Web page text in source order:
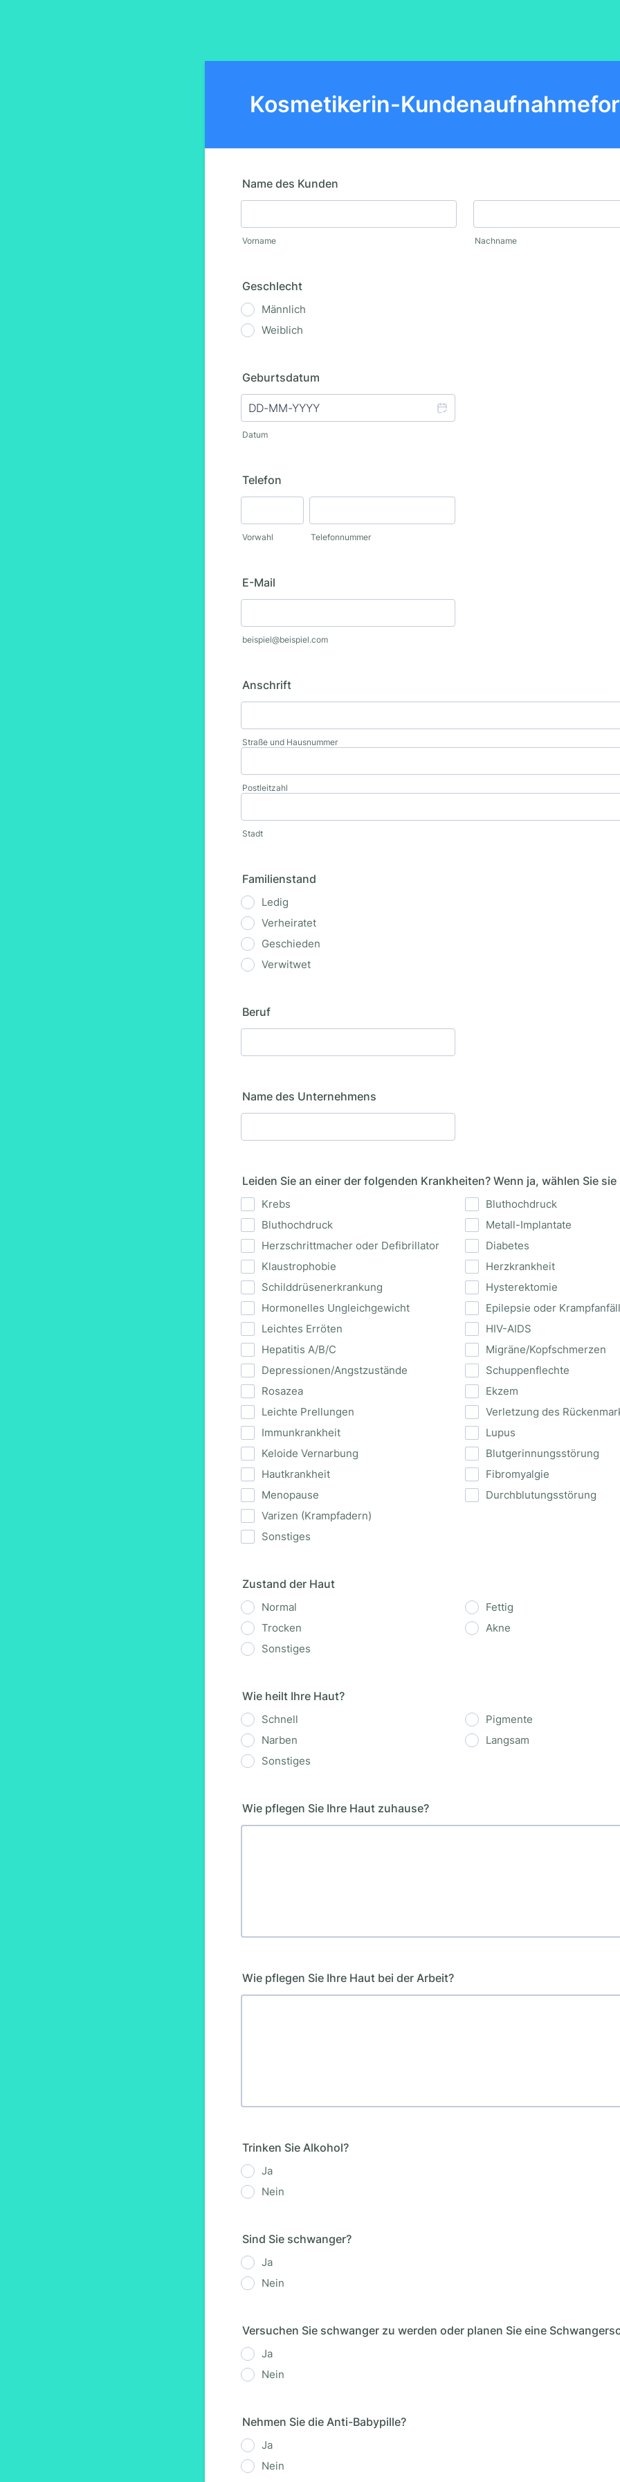
Kosmetikerin-
Name des Kunden
Vorname Nachname
Geschlecht
Männlich
Weiblich
Geburtsdatum
Datum
Telefon
Vorwahl Telefonnummer
E-Mail
beispiel@beispiel.com
Anschrift
Straße und Hausnummer
Postleitzahl
Stadt
Familienstand
Ledig
Verheiratet
Geschieden
Verwitwet
Beruf
Name des Unternehmens
Leiden Sie an einer der folgenden Krankheiten? Wenn ja, wählen Sie
Krebs
Bluthochdruck
Bluthochdruck
Metall-Implantate
Herzschrittmacher oder Defibrillator
Diabetes
Klaustrophobie
Herzkrankheit
Schilddrüsenerkrankung
Hysterektomie
Hormonelles Ungleichgewicht
Epilepsie oder
Leichtes Erröten
HIV-AIDS
Hepatitis A/B/C
Migräne/Kopfschmerzen
Depressionen/Angstzustände
Schuppenflechte
Rosazea
Ekzem
Leichte Prellungen
Verletzung des
Immunkrankheit
Lupus
Keloide Vernarbung
Blutgerinnungsstörung
Hautkrankheit
Fibromyalgie
Menopause
Durchblutungsstörung
Varizen (Krampfadern)
Sonstiges
Zustand der Haut
Normal
Fettig
Trocken
Akne
Sonstiges
Wie heilt Ihre Haut?
Schnell
Pigmente
Narben
Langsam
Sonstiges
Wie pflegen Sie Ihre Haut zuhause?
Wie pflegen Sie Ihre Haut bei der Arbeit?
Trinken Sie Alkohol?
Ja
Nein
Sind Sie schwanger?
Ja
Nein
Versuchen Sie schwanger zu werden oder planen Sie eine
Ja
Nein
Nehmen Sie die Anti-Babypille?
Ja
Nein